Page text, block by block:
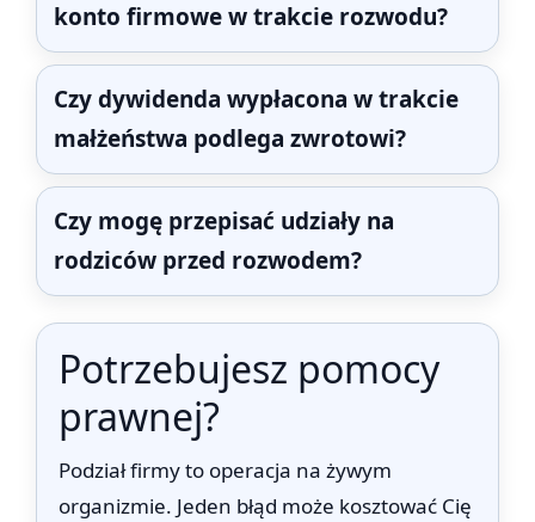
konto firmowe w trakcie rozwodu?
Czy dywidenda wypłacona w trakcie
małżeństwa podlega zwrotowi?
Czy mogę przepisać udziały na
rodziców przed rozwodem?
Potrzebujesz pomocy
prawnej?
Podział firmy to operacja na żywym
organizmie. Jeden błąd może kosztować Cię